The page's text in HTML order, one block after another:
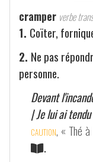
cramper verbe
1. Coïter,
2. Ne pas
personne.
Devant
| Je lui ai
caution, « Thé
.